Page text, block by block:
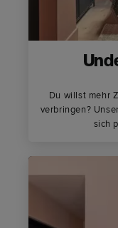
Du willst mehr
verbringen?
sich